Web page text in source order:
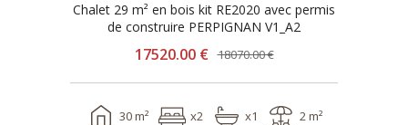
Chalet 29 m² en bois kit RE2020 avec permis
de construire PERPIGNAN V1_A2
17520.00 € 18070.00 €
30 m² x2 x1 2 m²